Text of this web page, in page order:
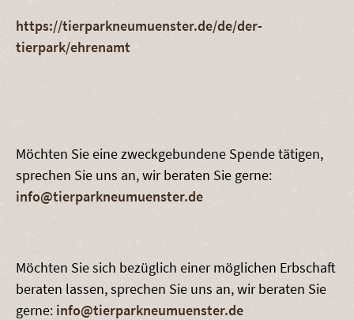
https://tierparkneumuenster.de/de/der-
tierpark/ehrenamt
Möchten Sie eine zweckgebundene Spende tätigen,
sprechen Sie uns an, wir beraten Sie gerne:
info@tierparkneumuenster.de
Möchten Sie sich bezüglich einer möglichen Erbschaft
beraten lassen, sprechen Sie uns an, wir beraten Sie
gerne: info@tierparkneumuenster.de